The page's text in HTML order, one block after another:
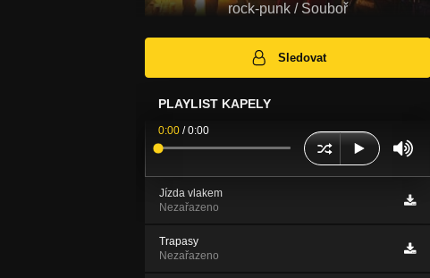
rock-punk / Souboř
Sledovat
PLAYLIST KAPELY
0:00 /0:00
Jízda vlakem
Nezařazeno
Trapasy
Nezařazeno